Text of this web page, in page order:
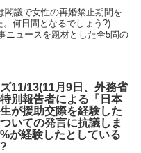
閣議で女性の再婚禁止期間を
何日間となるでしょう?)
ニュースを題材とした全5問の
11/13(11月9日、外務省
別報告者による「日本
が援助交際を経験した
いての発言に抗議しま
が経験したとしている